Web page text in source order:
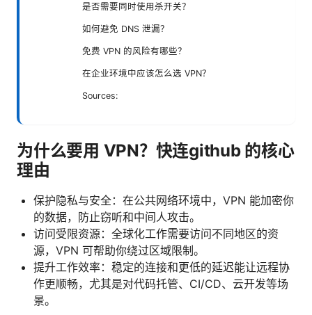
是否需要同时使用杀开关？
如何避免 DNS 泄漏？
免费 VPN 的风险有哪些？
在企业环境中应该怎么选 VPN？
Sources:
为什么要用 VPN？快连github 的核心
理由
保护隐私与安全：在公共网络环境中，VPN 能加密你
的数据，防止窃听和中间人攻击。
访问受限资源：全球化工作需要访问不同地区的资
源，VPN 可帮助你绕过区域限制。
提升工作效率：稳定的连接和更低的延迟能让远程协
作更顺畅，尤其是对代码托管、CI/CD、云开发等场
景。